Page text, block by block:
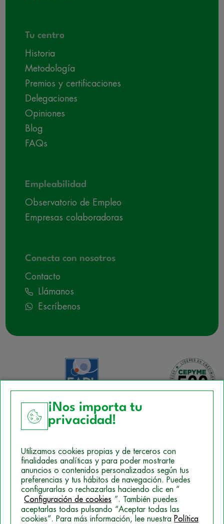
Tu centro
Historia
Metodología
Premios y certificaciones
Delegaciones
Opiniones
Blog
FAQs
Empleabilidad
Observatorio de Empleo
Empresas colaboradoras
Conecta con nosotros
Contacto
Llámanos
Escríbenos
Política de Cookies
Mapa del sitio
Politica de Privacidad
¡Nos importa tu
privacidad!
Utilizamos cookies propias y de terceros con
finalidades analíticas y para poder mostrarte
anuncios o contenidos personalizados según tus
preferencias y tus hábitos de navegación. Puedes
configurarlas o rechazarlas haciendo clic en “
Configuración de cookies ”. También puedes
aceptarlas todas pulsando “Aceptar todas las
cookies”. Para más información, lee nuestra Política